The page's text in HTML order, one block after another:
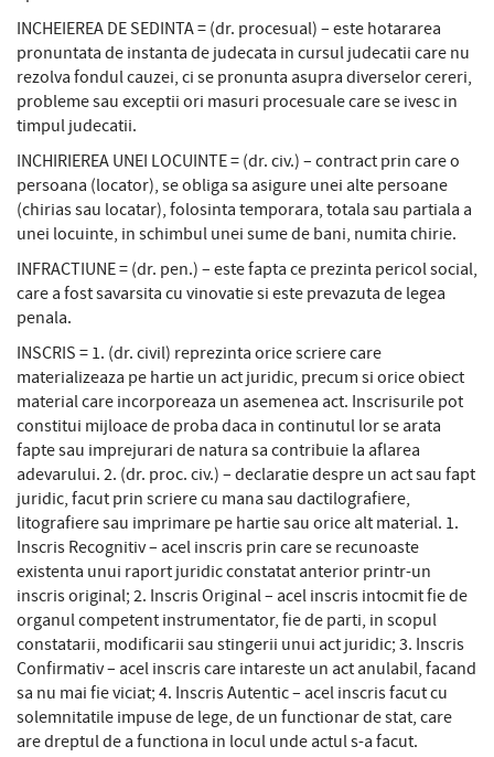
INCHEIEREA DE SEDINTA = (dr. procesual) – este hotararea
pronuntata de instanta de judecata in cursul judecatii care nu
rezolva fondul cauzei, ci se pronunta asupra diverselor cereri,
probleme sau exceptii ori masuri procesuale care se ivesc in
timpul judecatii.
INCHIRIEREA UNEI LOCUINTE = (dr. civ.) – contract prin care o
persoana (locator), se obliga sa asigure unei alte persoane
(chirias sau locatar), folosinta temporara, totala sau partiala a
unei locuinte, in schimbul unei sume de bani, numita chirie.
INFRACTIUNE = (dr. pen.) – este fapta ce prezinta pericol social,
care a fost savarsita cu vinovatie si este prevazuta de legea
penala.
INSCRIS = 1. (dr. civil) reprezinta orice scriere care
materializeaza pe hartie un act juridic, precum si orice obiect
material care incorporeaza un asemenea act. Inscrisurile pot
constitui mijloace de proba daca in continutul lor se arata
fapte sau imprejurari de natura sa contribuie la aflarea
adevarului. 2. (dr. proc. civ.) – declaratie despre un act sau fapt
juridic, facut prin scriere cu mana sau dactilografiere,
litografiere sau imprimare pe hartie sau orice alt material. 1.
Inscris Recognitiv – acel inscris prin care se recunoaste
existenta unui raport juridic constatat anterior printr-un
inscris original; 2. Inscris Original – acel inscris intocmit fie de
organul competent instrumentator, fie de parti, in scopul
constatarii, modificarii sau stingerii unui act juridic; 3. Inscris
Confirmativ – acel inscris care intareste un act anulabil, facand
sa nu mai fie viciat; 4. Inscris Autentic – acel inscris facut cu
solemnitatile impuse de lege, de un functionar de stat, care
are dreptul de a functiona in locul unde actul s-a facut.